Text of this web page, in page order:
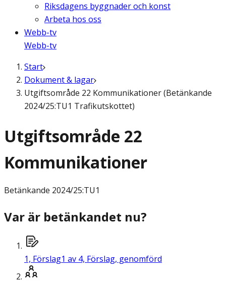
Riksdagens byggnader och konst
Arbeta hos oss
Webb-tv
Webb-tv
Start
Dokument & lagar
Utgiftsområde 22 Kommunikationer (Betänkande
2024/25:TU1 Trafikutskottet)
Utgiftsområde 22
Kommunikationer
Betänkande 2024/25:TU1
Var är betänkandet nu?
1, Förslag1 av 4, Förslag, genomförd